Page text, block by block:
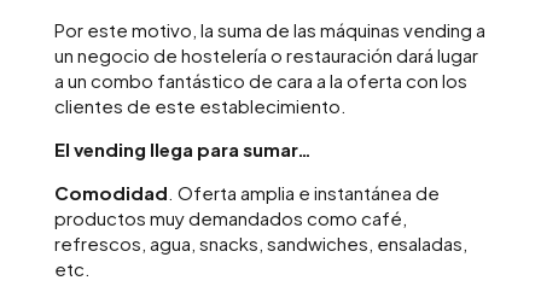
Por este motivo, la suma de las máquinas vending a
un negocio de hostelería o restauración dará lugar
a un combo fantástico de cara a la oferta con los
clientes de este establecimiento.
El vending llega para sumar…
Comodidad . Oferta amplia e instantánea de
productos muy demandados como café,
refrescos, agua, snacks, sandwiches, ensaladas,
etc.